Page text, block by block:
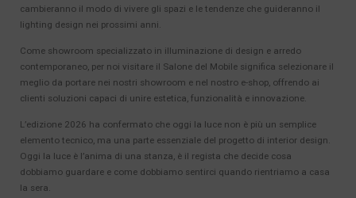
cambieranno il modo di vivere gli spazi e le tendenze che guideranno il
lighting design nei prossimi anni.
Come showroom specializzato in illuminazione di design e arredo
contemporaneo, per noi visitare il Salone del Mobile significa selezionare il
meglio da portare nei nostri showroom e nel nostro e-shop, offrendo ai
clienti soluzioni capaci di unire estetica, funzionalità e innovazione.
L’edizione 2026 ha confermato che oggi la luce non è più un semplice
elemento tecnico, ma una parte essenziale del progetto di interior design.
Oggi la luce è l’anima di una stanza, è il regista che decide cosa
dobbiamo guardare e come dobbiamo sentirci quando rientriamo a casa
la sera.